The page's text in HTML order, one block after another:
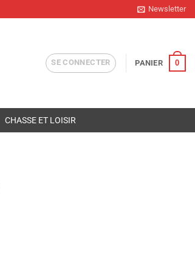
Newsletter
SE CONNECTER PANIER 0
CHASSE ET LOISIR